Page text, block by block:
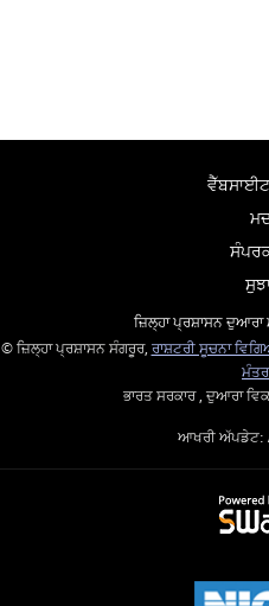
ਜ਼ਿਲ੍ਹਾ ਪ੍ਰਸ਼ਾਸਨ
© ਜ਼ਿਲ੍ਹਾ ਪ੍ਰਸ਼ਾਸਨ ਸੰਗਰੂਰ, ਰਾਸ਼ਟਰੀ ਸੂਚਨਾ
ਭਾਰਤ ਸਰਕਾਰ , ਦੁਆਰਾ
ਆਖਰੀ ਅੱਪਡੇਟ: